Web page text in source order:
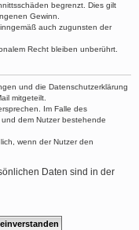
begrenzt. Dies gilt
Gewinn.
auch zugunsten der
Recht bleiben unberührt.
und die Datenschutzerklärung
mitgeteilt.
Im Falle des
dem Nutzer bestehende
wenn der Nutzer den
Daten sind in der